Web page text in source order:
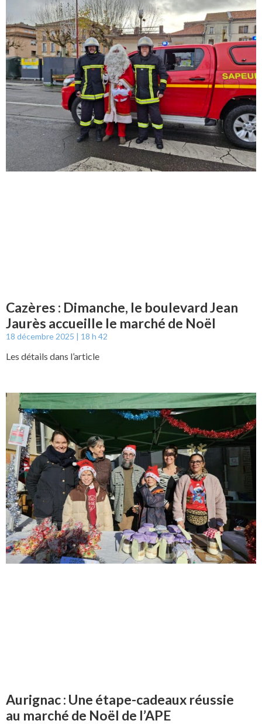
Cazères : Dimanche, le boulevard Jean
Jaurès accueille le marché de Noël
18 décembre 2025 18 h 42
Les détails dans l’article
Aurignac : Une étape-cadeaux réussie
au marché de Noël de l’APE